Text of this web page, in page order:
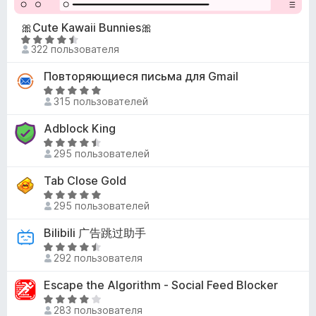
з
5
а
1
и
5
о
н
3
,
и
з
5
🎀Cute Kawaii Bunnies🎀
О
ц
е
н
о
н
4
,
з
5
322 пользователя
Повторяющиеся письма для Gmail
О
ц
е
н
е
о
н
а
и
з
315 пользователей
Adblock King
О
ц
е
н
е
о
н
а
,
4
295 пользователей
Tab Close Gold
О
ц
е
н
е
о
н
295 пользователей
Bilibili 广告跳过助手
О
ц
е
н
е
292 пользователя
Escape the Algorithm - Social Feed Blocker
О
283 пользователя